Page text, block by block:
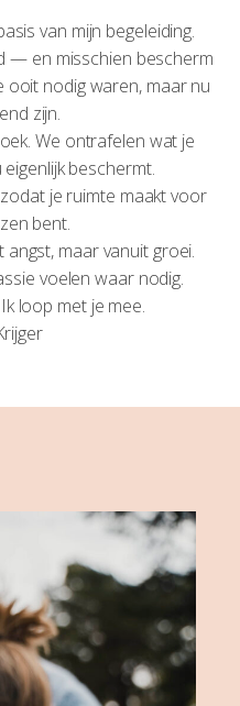
van mijn begeleiding.
— en misschien bescherm
ooit nodig waren, maar nu
zijn.
We ontrafelen wat je
beschermt.
je ruimte maakt voor
bent.
maar vanuit groei.
voelen waar nodig.
loop met je mee.